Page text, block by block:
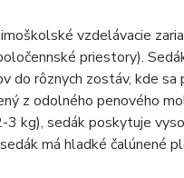
vzdelávacie
priestory).
do rôznych zostáv, kde
z odolného penového
kg), sedák poskytuje
má hladké čalúnené